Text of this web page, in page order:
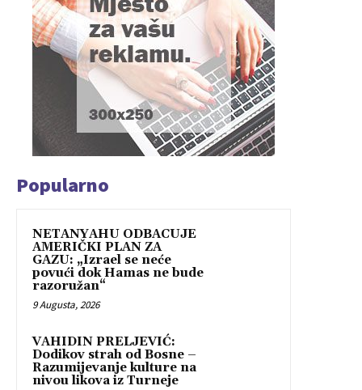
Popularno
NETANYAHU ODBACUJE
AMERIČKI PLAN ZA
GAZU: „Izrael se neće
povući dok Hamas ne bude
razoružan“
9 Augusta, 2026
VAHIDIN PRELJEVIĆ:
Dodikov strah od Bosne –
Razumijevanje kulture na
nivou likova iz Turneje